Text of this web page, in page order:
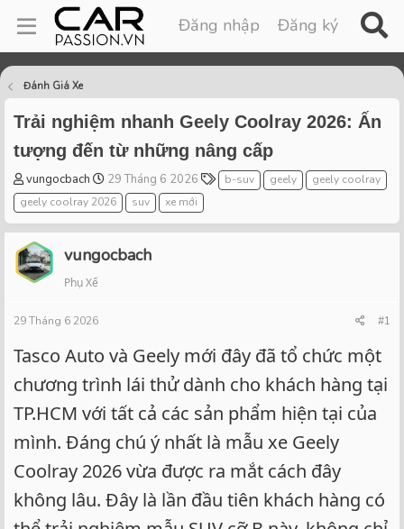
Đăng nhập Đăng ký
Đánh Giá Xe
Trải nghiệm nhanh Geely Coolray 2026: Ấn
tượng đến từ những nâng cấp
T
h
r
e
a
d
s
a
t
e
r
vungocbach
S
t
a
r
t
29 Tháng 6 2026
T
a
s
b-suv geely
geely coolray
geely coolray 2026
suv xe mới
vungocbach
Phụ Xế
29 Tháng 6 2026 #1
Tasco Auto và Geely mới đây đã tổ chức một
chương trình lái thử dành cho khách hàng tại
TP.HCM với tất cả các sản phẩm hiện tại của
mình. Đáng chú ý nhất là mẫu xe Geely
Coolray 2026 vừa được ra mắt cách đây
không lâu. Đây là lần đầu tiên khách hàng có